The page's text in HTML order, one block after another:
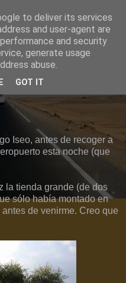
buena razón ...
Iseo, antes de recoger a
esta noche (que
la tienda grande (de dos
sólo había montado en
de venirme. Creo que
to deliver its services
and user-agent are
and security
generate usage
abuse.
GOT IT